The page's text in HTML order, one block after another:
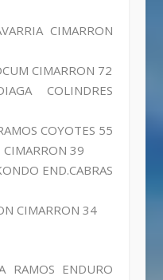
CIMARRON
CIMARRON 72
COLINDRES
COYOTES 55
39
END.CABRAS
CIMARRON 34
RAMOS ENDURO